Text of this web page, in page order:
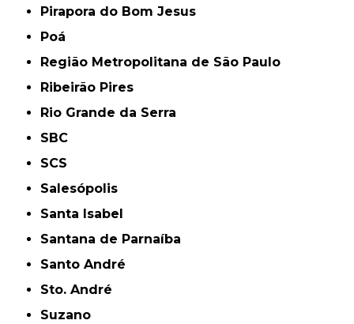
Pirapora do Bom Jesus
Poá
Região Metropolitana de São Paulo
Ribeirão Pires
Rio Grande da Serra
SBC
SCS
Salesópolis
Santa Isabel
Santana de Parnaíba
Santo André
Sto. André
Suzano